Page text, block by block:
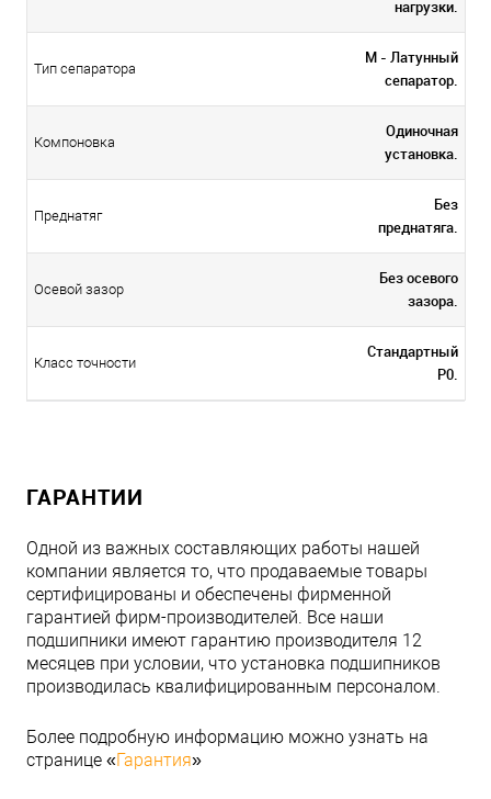
нагрузки.
Тип сепаратора
M - Латунный
сепаратор.
Компоновка
Одиночная
установка.
Преднатяг
Без
преднатяга.
Осевой зазор
Без осевого
зазора.
Класс точности
Стандартный
P0.
ГАРАНТИИ
Одной из важных составляющих работы нашей
компании является то, что продаваемые товары
сертифицированы и обеспечены фирменной
гарантией фирм-производителей. Все наши
подшипники имеют гарантию производителя 12
месяцев при условии, что установка подшипников
производилась квалифицированным персоналом.
Более подробную информацию можно узнать на
странице «Гарантия»